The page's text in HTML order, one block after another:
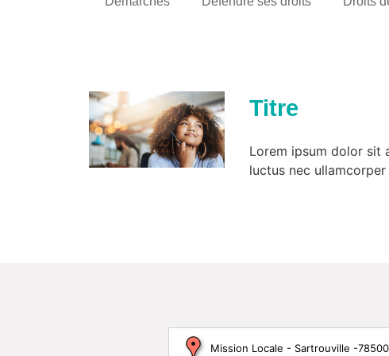
Titre
Lorem ipsum dolor sit
luctus nec
Mission Locale - Sartrouville -78500